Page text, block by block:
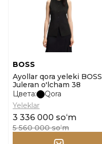
BOSS
Ayollar qora yeleki BOSS
Juleran o'lcham 38
Цвета:
Qora
Yeleklar
3 336 000 soʻm
5 560 000 soʻm